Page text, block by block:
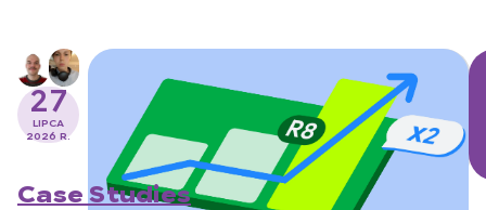
27
LIPCA
2026 R.
Case Studies